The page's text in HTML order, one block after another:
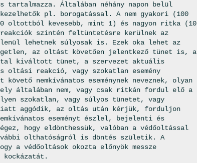
Általában néhány napon belül
pl. borogatással. A nem gyakori (100
oltottból kevesebb, mint 1) és nagyon ritka (10
szintén feltüntetésre kerülnek az
lehetnek súlyosak is. Ezek oka lehet az
az oltást követően jelentkező tünet is, a
kiváltott tünet, a szervezet aktuális
reakció, vagy szokatlan esemény
nemkívánatos eseménynek neveznek, olyan
általában nem, vagy csak ritkán fordul elő a
szokatlan, vagy súlyos tünetet, vagy
aggódik, az oltás után kérjük, forduljon
eseményt észlel, bejelenti és
hogy eldönthessük, valóban a védőoltással
olthatóságról is döntés születik. A
a védőoltások okozta előnyök messze